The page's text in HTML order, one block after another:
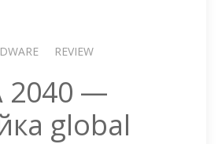
REVIEW
2040 —
global